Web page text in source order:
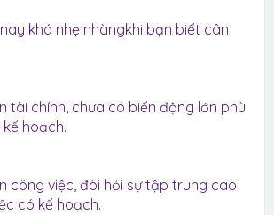
khá nhẹ nhàngkhi bạn biết cân
tài chính, chưa có biến động lớn phù
hoạch.
công việc, đòi hỏi sự tập trung cao
có kế hoạch.